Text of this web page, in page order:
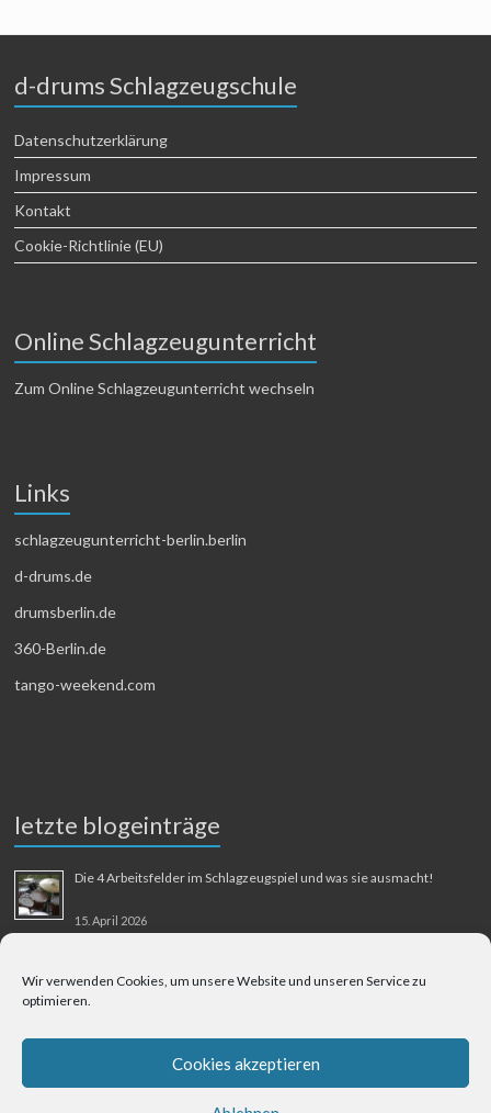
Wir verwenden Cookies, um unsere Website und unseren Service zu
optimieren.
Cookies akzeptieren
d-drums Schlagzeugschule
Datenschutzerklärung
Impressum
Kontakt
Cookie-Richtlinie (EU)
Online Schlagzeugunterricht
Zum Online Schlagzeugunterricht wechseln
Links
schlagzeugunterricht-berlin.berlin
d-drums.de
drumsberlin.de
360-Berlin.de
tango-weekend.com
letzte blogeinträge
Die 4 Arbeitsfelder im Schlagzeugspiel und was sie ausmacht!
15. April 2026
31. August 2025
Berliner Flughafen Tegel – Berlin-Bangkok